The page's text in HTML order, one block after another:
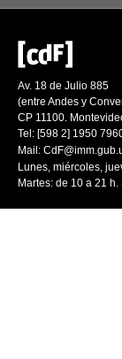
Av. 18 de Julio 885
(entre Andes y
CP 11100.
Tel: [598 2] 1950
Mail:
Lunes, miércoles,
Martes: de 10 a 21